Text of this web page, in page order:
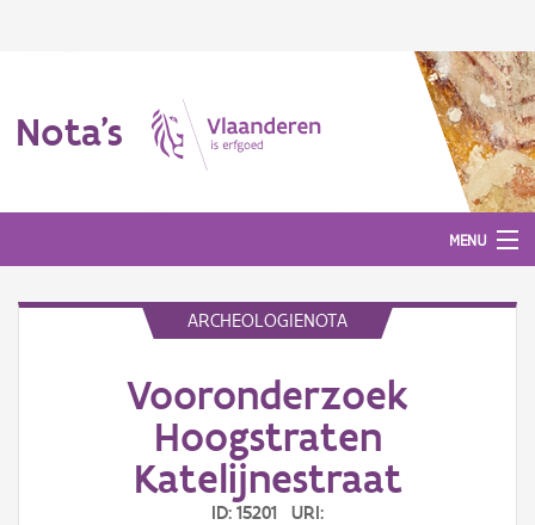
Nota's
MENU
ARCHEOLOGIENOTA
Vooronderzoek
Hoogstraten
Katelijnestraat
ID: 15201 URI: